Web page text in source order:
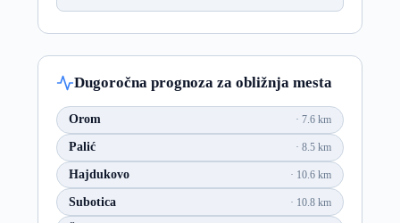
Dugoročna prognoza za obližnja mesta
Orom 7.6 km
Palić 8.5 km
Hajdukovo 10.6 km
Subotica 10.8 km